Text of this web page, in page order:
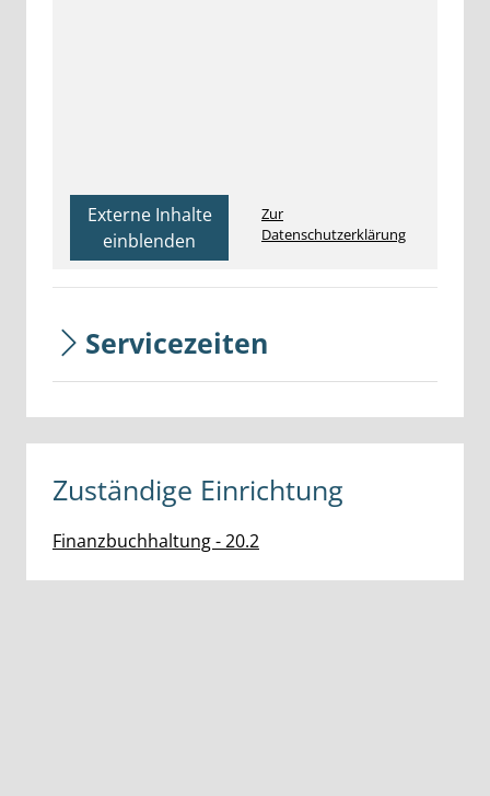
Externe Inhalte
einblenden
Zur
Datenschutzerklärung
Servicezeiten
Zuständige Einrichtung
Finanzbuchhaltung - 20.2